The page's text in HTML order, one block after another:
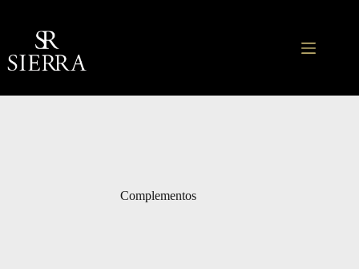
contenido
Complementos